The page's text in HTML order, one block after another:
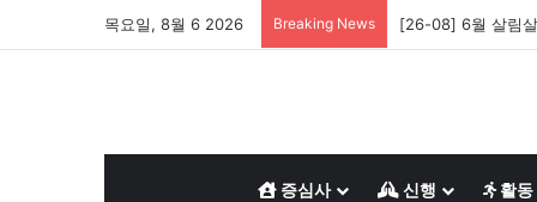
목요일, 8월 6 2026 Breaking News [26-08] 6월 살림
증심사 신행 활동